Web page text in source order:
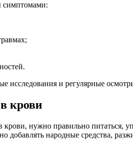
симптомами:
исследования и регулярные
крови
нужно правильно питаться,
добавлять народные средства,